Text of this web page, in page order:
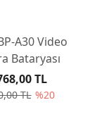
A30 Video
Bataryası
TL %20
TL